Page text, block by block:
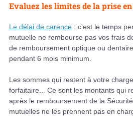
Evaluez les limites de la prise
Le délai de carence : c'est le temps
mutuelle ne rembourse pas vos frais
de remboursement optique ou
pendant 6 mois minimum.
Les sommes qui restent à votre
forfaitaire... Ce sont les montants qui
après le remboursement de la
mutuelles ne les prennent pas en